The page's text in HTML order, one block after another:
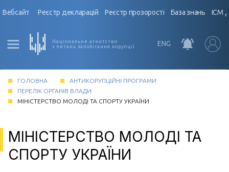
Вебсайт Реєстр декларацій Реєстр прозорості База знань ІСМ
Національне агентство
з питань запобігання корупції
ENG
ГОЛОВНА
АНТИКОРУПЦІЙНІ ПРОГРАМИ
ПЕРЕЛІК ОРГАНІВ ВЛАДИ
МІНІСТЕРСТВО МОЛОДІ ТА СПОРТУ УКРАЇНИ
МІНІСТЕРСТВО МОЛОДІ ТА
СПОРТУ УКРАЇНИ